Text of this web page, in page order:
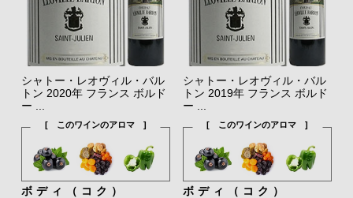
シャトー・レオヴィル・バル
トン 2020年 フランス ボルド
ー ...
[ このワインのアロマ ]
ボディ（コク）
シャトー・レオヴィル・バル
トン 2019年 フランス ボルド
ー ...
[ このワインのアロマ ]
ボディ（コク）